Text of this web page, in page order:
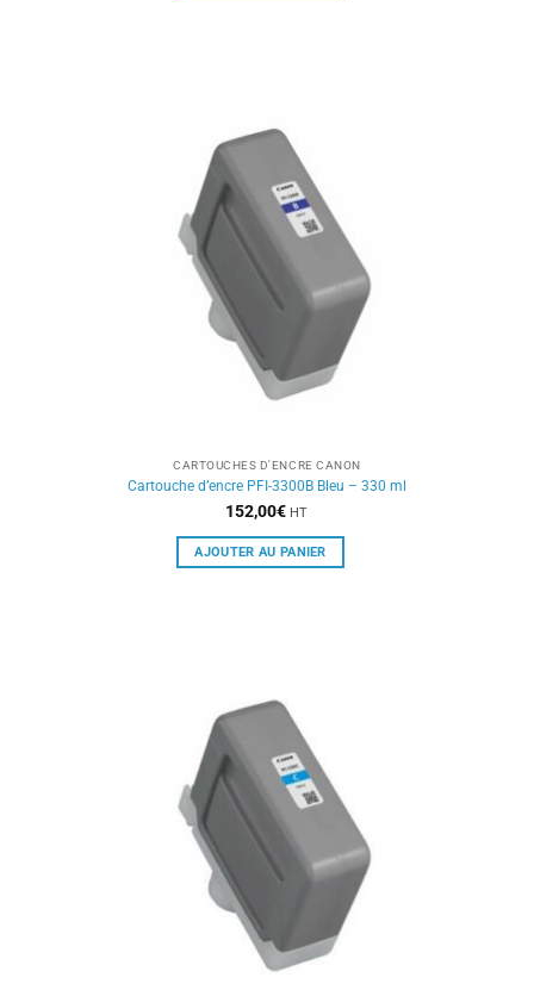
CARTOUCHES D'ENCRE CANON
Cartouche d’encre PFI-3300B Bleu – 330 ml
152,00€ HT
AJOUTER AU PANIER